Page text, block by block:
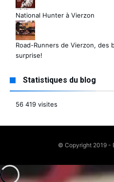
National Hunter à Vierzon
Road-Runners de Vierzon, des
surprise!
Statistiques du blog
56 419 visites
© Copyright 2019 -